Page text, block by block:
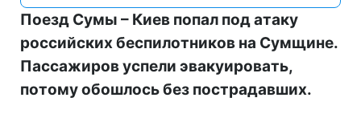
Поезд Сумы – Киев попал под атаку
российских беспилотников на Сумщине.
Пассажиров успели эвакуировать,
потому обошлось без пострадавших.